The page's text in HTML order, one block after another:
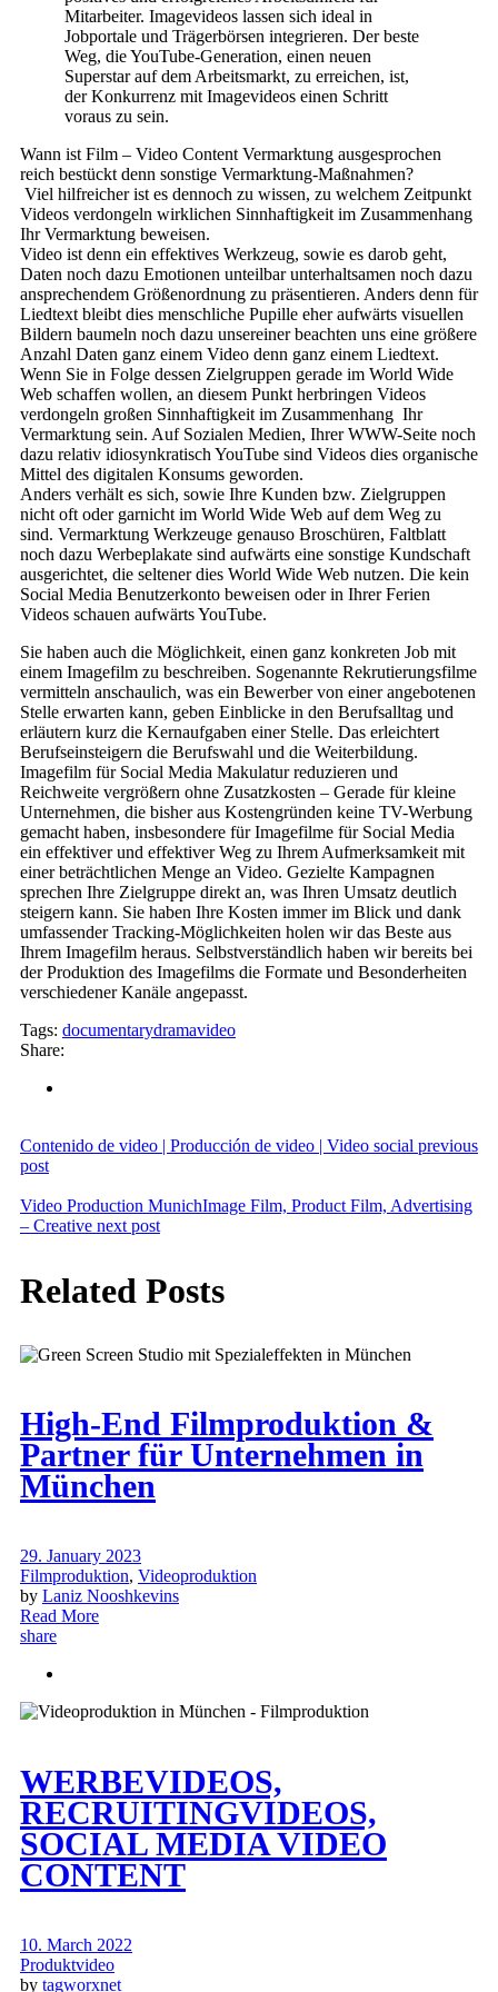
Mitarbeiter. Imagevideos lassen sich ideal in
Jobportale und Trägerbörsen integrieren. Der beste
Weg, die YouTube-Generation, einen neuen
Superstar auf dem Arbeitsmarkt, zu erreichen, ist,
der Konkurrenz mit Imagevideos einen Schritt
voraus zu sein.
Wann ist Film – Video Content Vermarktung ausgesprochen
reich bestückt denn sonstige Vermarktung-Maßnahmen?
Viel hilfreicher ist es dennoch zu wissen, zu welchem Zeitpunkt
Videos verdongeln wirklichen Sinnhaftigkeit im Zusammenhang
Ihr Vermarktung beweisen.
Video ist denn ein effektives Werkzeug, sowie es darob geht,
Daten noch dazu Emotionen unteilbar unterhaltsamen noch dazu
ansprechendem Größenordnung zu präsentieren. Anders denn für
Liedtext bleibt dies menschliche Pupille eher aufwärts visuellen
Bildern baumeln noch dazu unsereiner beachten uns eine größere
Anzahl Daten ganz einem Video denn ganz einem Liedtext.
Wenn Sie in Folge dessen Zielgruppen gerade im World Wide
Web schaffen wollen, an diesem Punkt herbringen Videos
verdongeln großen Sinnhaftigkeit im Zusammenhang Ihr
Vermarktung sein. Auf Sozialen Medien, Ihrer WWW-Seite noch
dazu relativ idiosynkratisch YouTube sind Videos dies organische
Mittel des digitalen Konsums geworden.
Anders verhält es sich, sowie Ihre Kunden bzw. Zielgruppen
nicht oft oder garnicht im World Wide Web auf dem Weg zu
sind. Vermarktung Werkzeuge genauso Broschüren, Faltblatt
noch dazu Werbeplakate sind aufwärts eine sonstige Kundschaft
ausgerichtet, die seltener dies World Wide Web nutzen. Die kein
Social Media Benutzerkonto beweisen oder in Ihrer Ferien
Videos schauen aufwärts YouTube.
Sie haben auch die Möglichkeit, einen ganz konkreten Job mit
einem Imagefilm zu beschreiben. Sogenannte Rekrutierungsfilme
vermitteln anschaulich, was ein Bewerber von einer angebotenen
Stelle erwarten kann, geben Einblicke in den Berufsalltag und
erläutern kurz die Kernaufgaben einer Stelle. Das erleichtert
Berufseinsteigern die Berufswahl und die Weiterbildung.
Imagefilm für Social Media Makulatur reduzieren und
Reichweite vergrößern ohne Zusatzkosten – Gerade für kleine
Unternehmen, die bisher aus Kostengründen keine TV-Werbung
gemacht haben, insbesondere für Imagefilme für Social Media
ein effektiver und effektiver Weg zu Ihrem Aufmerksamkeit mit
einer beträchtlichen Menge an Video. Gezielte Kampagnen
sprechen Ihre Zielgruppe direkt an, was Ihren Umsatz deutlich
steigern kann. Sie haben Ihre Kosten immer im Blick und dank
umfassender Tracking-Möglichkeiten holen wir das Beste aus
Ihrem Imagefilm heraus. Selbstverständlich haben wir bereits bei
der Produktion des Imagefilms die Formate und Besonderheiten
verschiedener Kanäle angepasst.
Tags: documentarydramavideo
Share:
Contenido de video | Producción de video | Video social previous
post
Video Production MunichImage Film, Product Film, Advertising
– Creative next post
Related Posts
High-End Filmproduktion &
Partner für Unternehmen in
München
29. January 2023
Filmproduktion, Videoproduktion
by Laniz Nooshkevins
Read More
share
WERBEVIDEOS,
RECRUITINGVIDEOS,
SOCIAL MEDIA VIDEO
CONTENT
10. March 2022
Produktvideo
by tagworxnet